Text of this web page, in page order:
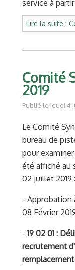
service à
Lire la suite :
Comité
2019
Publié le jeudi 4
Le Comité
bureau de
pour
été affiché au
02 juillet 2019 :
- Approbation
08 Février 2019
-19 02 01 :
recrutement